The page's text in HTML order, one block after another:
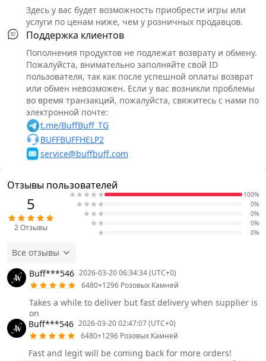
Здесь у вас будет возможность приобрести игры или
услуги по ценам ниже, чем у розничных продавцов.
Поддержка клиентов
Пополнения продуктов не подлежат возврату и обмену.
Пожалуйста, внимательно заполняйте свой ID
пользователя, так как после успешной оплаты возврат
или обмен невозможен. Если у вас возникли проблемы
во время транзакций, пожалуйста, свяжитесь с нами по
электронной почте:
t.me/BuffBuff_TG
BUFFBUFFHELP2
service@buffbuff.com
Отзывы пользователей
5
2Отзывы
100%
0%
0%
0%
0%
Все отзывы
Buff***546 2026-03-20 06:34:34 (UTC+0)
6480+1296 Розовых Камней
Takes a while to deliver but fast delivery when supplier is
on
Buff***546 2026-03-20 02:47:07 (UTC+0)
6480+1296 Розовых Камней
Fast and legit will be coming back for more orders!